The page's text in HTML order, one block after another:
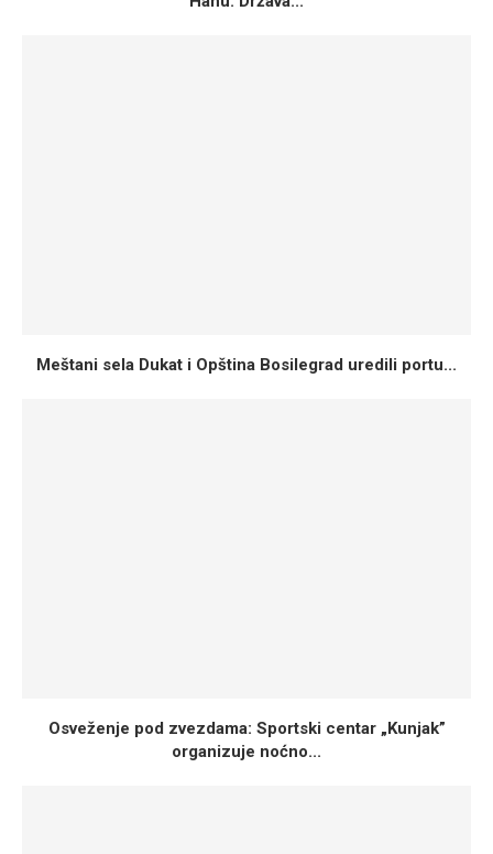
Meštani sela Dukat i Opština Bosilegrad uredili portu...
Osveženje pod zvezdama: Sportski centar „Kunjak”
organizuje noćno...